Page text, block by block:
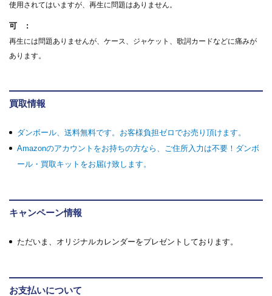
使用されてはいますが、再生に問題はありません。
可
再生には問題ありませんが、ケース、ジャケット、歌詞カードなどに痛みが
あります。
買取情報
ダンボール、送料無料です。お客様負担ゼロでお売り頂けます。
Amazonのアカウントをお持ちの方なら、ご住所入力は不要！ダンボ
ール・買取キットをお届け致します。
キャンペーン情報
ただいま、オリジナルカレンダーをプレゼントしております。
お支払いについて